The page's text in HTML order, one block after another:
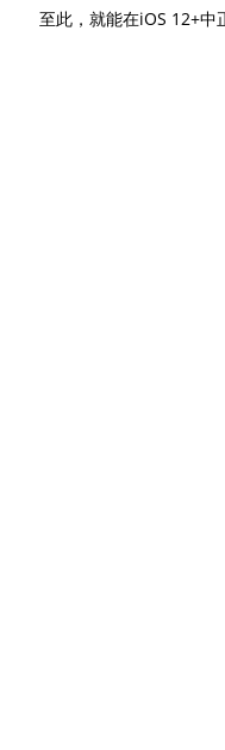
至此，就能在iOS 12+中